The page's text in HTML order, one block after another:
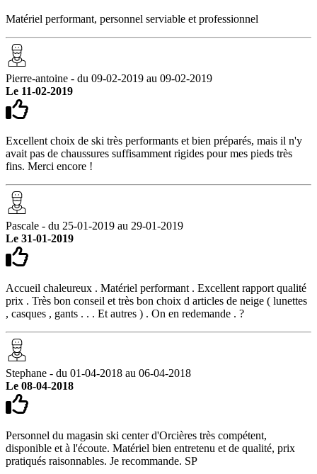
Matériel performant, personnel serviable et professionnel
Pierre-antoine - du 09-02-2019 au 09-02-2019
Le 11-02-2019
Excellent choix de ski très performants et bien préparés, mais il n'y
avait pas de chaussures suffisamment rigides pour mes pieds très
fins. Merci encore !
Pascale - du 25-01-2019 au 29-01-2019
Le 31-01-2019
Accueil chaleureux . Matériel performant . Excellent rapport qualité
prix . Très bon conseil et très bon choix d articles de neige ( lunettes
, casques , gants . . . Et autres ) . On en redemande . ?
Stephane - du 01-04-2018 au 06-04-2018
Le 08-04-2018
Personnel du magasin ski center d'Orcières très compétent,
disponible et à l'écoute. Matériel bien entretenu et de qualité, prix
pratiqués raisonnables. Je recommande. SP